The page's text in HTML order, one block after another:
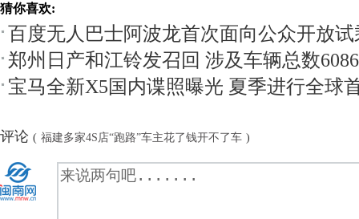
猜你喜欢:
百度无人巴士阿波龙首次面向公众开放试
郑州日产和江铃发召回 涉及车辆总数
宝马全新X5国内谍照曝光 夏季进行全球
评论 ( 福建多家4S店“跑路”车主花了钱开不了车 )